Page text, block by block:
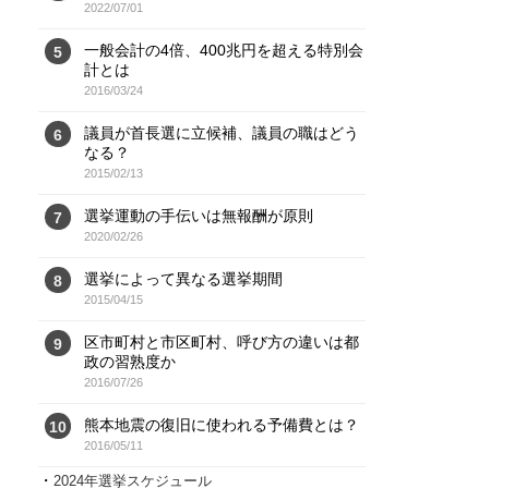
2022/07/01
5
一般会計の4倍、400兆円を超える特別会
計とは
2016/03/24
6
議員が首長選に立候補、議員の職はどう
なる？
2015/02/13
7 選挙運動の手伝いは無報酬が原則
2020/02/26
8 選挙によって異なる選挙期間
2015/04/15
9
区市町村と市区町村、呼び方の違いは都
政の習熟度か
2016/07/26
10 熊本地震の復旧に使われる予備費とは？
2016/05/11
・ 2024年選挙スケジュール